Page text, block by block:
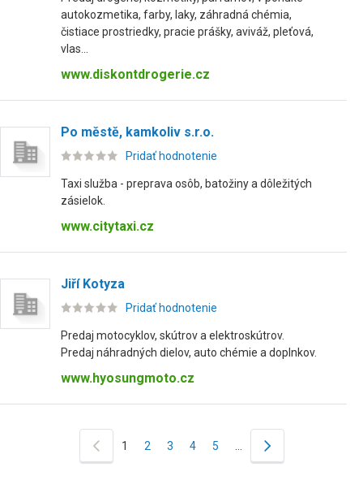
autokozmetika, farby, laky, záhradná chémia,
čistiace prostriedky, pracie prášky, aviváž, pleťová,
vlas...
www.diskontdrogerie.cz
Po městě, kamkoliv s.r.o.
Pridať hodnotenie
Taxi služba - preprava osôb, batožiny a dôležitých
zásielok.
www.citytaxi.cz
Jiří Kotyza
Pridať hodnotenie
Predaj motocyklov, skútrov a elektroskútrov.
Predaj náhradných dielov, auto chémie a doplnkov.
www.hyosungmoto.cz
1 2 3 4 5